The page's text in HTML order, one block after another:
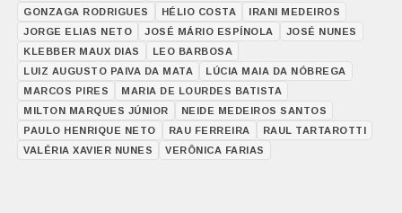
GONZAGA RODRIGUES
HÉLIO COSTA
IRANI MEDEIROS
JORGE ELIAS NETO
JOSÉ MÁRIO ESPÍNOLA
JOSÉ NUNES
KLEBBER MAUX DIAS
LEO BARBOSA
LUIZ AUGUSTO PAIVA DA MATA
LÚCIA MAIA DA NÓBREGA
MARCOS PIRES
MARIA DE LOURDES BATISTA
MILTON MARQUES JÚNIOR
NEIDE MEDEIROS SANTOS
PAULO HENRIQUE NETO
RAU FERREIRA
RAUL TARTAROTTI
VALÉRIA XAVIER NUNES
VERÔNICA FARIAS